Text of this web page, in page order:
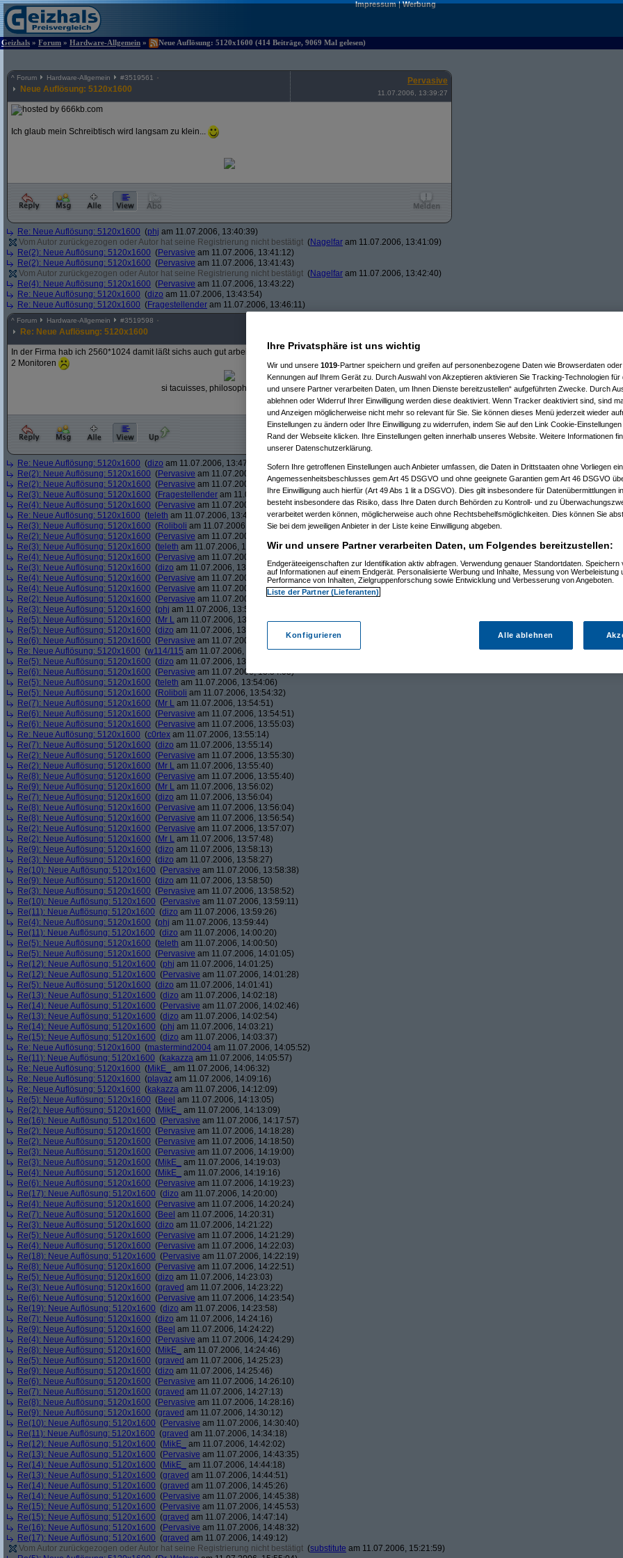
Impressum|Werbung
Geizhals » Forum » Hardware-Allgemein » Neue Auflösung: 5120x1600 (414 Beiträge, 9069 Mal gelesen)
^ Forum Hardware-Allgemein #3519561
Neue Auflösung: 5120x1600
Pervasive
11.07.2006, 13:39:27
Ich glaub mein Schreibtisch wird langsam zu klein...
Re: Neue Auflösung: 5120x1600 (phj am 11.07.2006, 13:40:39)
Vom Autor zurückgezogen oder Autor hat seine Registrierung nicht bestätigt (Nagelfar am 11.07.2006, 13:41:09)
Re(2): Neue Auflösung: 5120x1600 (Pervasive am 11.07.2006, 13:41:12)
Re(2): Neue Auflösung: 5120x1600 (Pervasive am 11.07.2006, 13:41:43)
Vom Autor zurückgezogen oder Autor hat seine Registrierung nicht bestätigt (Nagelfar am 11.07.2006, 13:42:40)
Re(4): Neue Auflösung: 5120x1600 (Pervasive am 11.07.2006, 13:43:22)
Re: Neue Auflösung: 5120x1600 (dizo am 11.07.2006, 13:43:54)
Re: Neue Auflösung: 5120x1600 (Fragestellender am 11.07.2006, 13:46:11)
^ Forum Hardware-Allgemein #3519598
Re: Neue Auflösung: 5120x1600
In der Firma hab ich 2560*1024 damit läßt sichs auch gut arbeiten. Leider wollen machne Progs net so vernünfig mit
2 Monitoren
si tacuisses, philosophus mansisses
Re: Neue Auflösung: 5120x1600 (dizo am 11.07.2006, 13:47:29)
Re(2): Neue Auflösung: 5120x1600 (Pervasive am 11.07.2006, 13:47:45)
Re(2): Neue Auflösung: 5120x1600 (Pervasive am 11.07.2006, 13:47:59)
Re(3): Neue Auflösung: 5120x1600 (Fragestellender am 11.07.2006, 13:48:32)
Re(4): Neue Auflösung: 5120x1600 (Pervasive am 11.07.2006, 13:49:01)
Re: Neue Auflösung: 5120x1600 (teleth am 11.07.2006, 13:49:03)
Re(3): Neue Auflösung: 5120x1600 (Roliboli am 11.07.2006, 13:49:13)
Re(2): Neue Auflösung: 5120x1600 (Pervasive am 11.07.2006, 13:49:18)
Re(3): Neue Auflösung: 5120x1600 (teleth am 11.07.2006, 13:49:42)
Re(4): Neue Auflösung: 5120x1600 (Pervasive am 11.07.2006, 13:49:55)
Re(3): Neue Auflösung: 5120x1600 (dizo am 11.07.2006, 13:49:56)
Re(4): Neue Auflösung: 5120x1600 (Pervasive am 11.07.2006, 13:50:06)
Re(4): Neue Auflösung: 5120x1600 (Pervasive am 11.07.2006, 13:50:24)
Re(2): Neue Auflösung: 5120x1600 (Pervasive am 11.07.2006, 13:51:49)
Re(3): Neue Auflösung: 5120x1600 (phj am 11.07.2006, 13:52:12)
Re(5): Neue Auflösung: 5120x1600 (Mr L am 11.07.2006, 13:52:48)
Re(5): Neue Auflösung: 5120x1600 (dizo am 11.07.2006, 13:53:30)
Re(6): Neue Auflösung: 5120x1600 (Pervasive am 11.07.2006, 13:53:36)
Re: Neue Auflösung: 5120x1600 (w114/115 am 11.07.2006, 13:53:45)
Re(5): Neue Auflösung: 5120x1600 (dizo am 11.07.2006, 13:53:48)
Re(6): Neue Auflösung: 5120x1600 (Pervasive am 11.07.2006, 13:54:05)
Re(5): Neue Auflösung: 5120x1600 (teleth am 11.07.2006, 13:54:06)
Re(5): Neue Auflösung: 5120x1600 (Roliboli am 11.07.2006, 13:54:32)
Re(7): Neue Auflösung: 5120x1600 (Mr L am 11.07.2006, 13:54:51)
Re(6): Neue Auflösung: 5120x1600 (Pervasive am 11.07.2006, 13:54:51)
Re(6): Neue Auflösung: 5120x1600 (Pervasive am 11.07.2006, 13:55:03)
Re: Neue Auflösung: 5120x1600 (c0rtex am 11.07.2006, 13:55:14)
Re(7): Neue Auflösung: 5120x1600 (dizo am 11.07.2006, 13:55:14)
Re(2): Neue Auflösung: 5120x1600 (Pervasive am 11.07.2006, 13:55:30)
Re(2): Neue Auflösung: 5120x1600 (Mr L am 11.07.2006, 13:55:40)
Re(8): Neue Auflösung: 5120x1600 (Pervasive am 11.07.2006, 13:55:40)
Re(9): Neue Auflösung: 5120x1600 (Mr L am 11.07.2006, 13:56:02)
Re(7): Neue Auflösung: 5120x1600 (dizo am 11.07.2006, 13:56:04)
Re(8): Neue Auflösung: 5120x1600 (Pervasive am 11.07.2006, 13:56:04)
Re(8): Neue Auflösung: 5120x1600 (Pervasive am 11.07.2006, 13:56:54)
Re(2): Neue Auflösung: 5120x1600 (Pervasive am 11.07.2006, 13:57:07)
Re(2): Neue Auflösung: 5120x1600 (Mr L am 11.07.2006, 13:57:48)
Re(9): Neue Auflösung: 5120x1600 (dizo am 11.07.2006, 13:58:13)
Re(3): Neue Auflösung: 5120x1600 (dizo am 11.07.2006, 13:58:27)
Re(10): Neue Auflösung: 5120x1600 (Pervasive am 11.07.2006, 13:58:38)
Re(9): Neue Auflösung: 5120x1600 (dizo am 11.07.2006, 13:58:50)
Re(3): Neue Auflösung: 5120x1600 (Pervasive am 11.07.2006, 13:58:52)
Re(10): Neue Auflösung: 5120x1600 (Pervasive am 11.07.2006, 13:59:11)
Re(11): Neue Auflösung: 5120x1600 (dizo am 11.07.2006, 13:59:26)
Re(4): Neue Auflösung: 5120x1600 (phj am 11.07.2006, 13:59:44)
Re(11): Neue Auflösung: 5120x1600 (dizo am 11.07.2006, 14:00:20)
Re(5): Neue Auflösung: 5120x1600 (teleth am 11.07.2006, 14:00:50)
Re(5): Neue Auflösung: 5120x1600 (Pervasive am 11.07.2006, 14:01:05)
Re(12): Neue Auflösung: 5120x1600 (phj am 11.07.2006, 14:01:25)
Re(12): Neue Auflösung: 5120x1600 (Pervasive am 11.07.2006, 14:01:28)
Re(5): Neue Auflösung: 5120x1600 (dizo am 11.07.2006, 14:01:41)
Re(13): Neue Auflösung: 5120x1600 (dizo am 11.07.2006, 14:02:18)
Re(14): Neue Auflösung: 5120x1600 (Pervasive am 11.07.2006, 14:02:46)
Re(13): Neue Auflösung: 5120x1600 (dizo am 11.07.2006, 14:02:54)
Re(14): Neue Auflösung: 5120x1600 (phj am 11.07.2006, 14:03:21)
Re(15): Neue Auflösung: 5120x1600 (dizo am 11.07.2006, 14:03:37)
Re: Neue Auflösung: 5120x1600 (mastermind2004 am 11.07.2006, 14:05:52)
Re(11): Neue Auflösung: 5120x1600 (kakazza am 11.07.2006, 14:05:57)
Re: Neue Auflösung: 5120x1600 (MikE_
am 11.07.2006, 14:06:32)
Re: Neue Auflösung: 5120x1600 (playaz am 11.07.2006, 14:09:16)
Re: Neue Auflösung: 5120x1600 (kakazza am 11.07.2006, 14:12:09)
Re(5): Neue Auflösung: 5120x1600 (Beel am 11.07.2006, 14:13:05)
Re(2): Neue Auflösung: 5120x1600 (MikE_
am 11.07.2006, 14:13:09)
Re(16): Neue Auflösung: 5120x1600 (Pervasive am 11.07.2006, 14:17:57)
Re(2): Neue Auflösung: 5120x1600 (Pervasive am 11.07.2006, 14:18:28)
Re(2): Neue Auflösung: 5120x1600 (Pervasive am 11.07.2006, 14:18:50)
Re(3): Neue Auflösung: 5120x1600 (Pervasive am 11.07.2006, 14:19:00)
Re(3): Neue Auflösung: 5120x1600 (MikE_
am 11.07.2006, 14:19:03)
Re(4): Neue Auflösung: 5120x1600 (MikE_
am 11.07.2006, 14:19:16)
Re(6): Neue Auflösung: 5120x1600 (Pervasive am 11.07.2006, 14:19:23)
Re(17): Neue Auflösung: 5120x1600 (dizo am 11.07.2006, 14:20:00)
Re(4): Neue Auflösung: 5120x1600 (Pervasive am 11.07.2006, 14:20:24)
Re(7): Neue Auflösung: 5120x1600 (Beel am 11.07.2006, 14:20:31)
Re(3): Neue Auflösung: 5120x1600 (dizo am 11.07.2006, 14:21:22)
Re(5): Neue Auflösung: 5120x1600 (Pervasive am 11.07.2006, 14:21:29)
Re(4): Neue Auflösung: 5120x1600 (Pervasive am 11.07.2006, 14:22:03)
Re(18): Neue Auflösung: 5120x1600 (Pervasive am 11.07.2006, 14:22:19)
Re(8): Neue Auflösung: 5120x1600 (Pervasive am 11.07.2006, 14:22:51)
Re(5): Neue Auflösung: 5120x1600 (dizo am 11.07.2006, 14:23:03)
Re(3): Neue Auflösung: 5120x1600 (graved am 11.07.2006, 14:23:22)
Re(6): Neue Auflösung: 5120x1600 (Pervasive am 11.07.2006, 14:23:54)
Re(19): Neue Auflösung: 5120x1600 (dizo am 11.07.2006, 14:23:58)
Re(7): Neue Auflösung: 5120x1600 (dizo am 11.07.2006, 14:24:16)
Re(9): Neue Auflösung: 5120x1600 (Beel am 11.07.2006, 14:24:22)
Re(4): Neue Auflösung: 5120x1600 (Pervasive am 11.07.2006, 14:24:29)
Re(8): Neue Auflösung: 5120x1600 (MikE_
am 11.07.2006, 14:24:46)
Re(5): Neue Auflösung: 5120x1600 (graved am 11.07.2006, 14:25:23)
Re(9): Neue Auflösung: 5120x1600 (dizo am 11.07.2006, 14:25:46)
Re(6): Neue Auflösung: 5120x1600 (Pervasive am 11.07.2006, 14:26:10)
Re(7): Neue Auflösung: 5120x1600 (graved am 11.07.2006, 14:27:13)
Re(8): Neue Auflösung: 5120x1600 (Pervasive am 11.07.2006, 14:28:16)
Re(9): Neue Auflösung: 5120x1600 (graved am 11.07.2006, 14:30:12)
Re(10): Neue Auflösung: 5120x1600 (Pervasive am 11.07.2006, 14:30:40)
Re(11): Neue Auflösung: 5120x1600 (graved am 11.07.2006, 14:34:18)
Re(12): Neue Auflösung: 5120x1600 (MikE_
am 11.07.2006, 14:42:02)
Re(13): Neue Auflösung: 5120x1600 (Pervasive am 11.07.2006, 14:43:35)
Re(14): Neue Auflösung: 5120x1600 (MikE_
am 11.07.2006, 14:44:18)
Re(13): Neue Auflösung: 5120x1600 (graved am 11.07.2006, 14:44:51)
Re(14): Neue Auflösung: 5120x1600 (graved am 11.07.2006, 14:45:26)
Re(14): Neue Auflösung: 5120x1600 (Pervasive am 11.07.2006, 14:45:38)
Re(15): Neue Auflösung: 5120x1600 (Pervasive am 11.07.2006, 14:45:53)
Re(15): Neue Auflösung: 5120x1600 (graved am 11.07.2006, 14:47:14)
Re(16): Neue Auflösung: 5120x1600 (Pervasive am 11.07.2006, 14:48:32)
Re(17): Neue Auflösung: 5120x1600 (graved am 11.07.2006, 14:49:12)
Vom Autor zurückgezogen oder Autor hat seine Registrierung nicht bestätigt (substitute am 11.07.2006, 15:21:59)
Ihre Privatsphäre ist uns wichtig
Wir und unsere 1019-Partner speichern und greifen auf personenbezogene Daten wie Browserdaten
Kennungen auf Ihrem Gerät zu. Durch Auswahl von Akzeptieren aktivieren Sie Tracking-Technologien für
und unsere Partner verarbeiten Daten, um Ihnen Dienste bereitzustellen“ aufgeführten Zwecke. Durch
ablehnen oder Widerruf Ihrer Einwilligung werden diese deaktiviert. Wenn Tracker deaktiviert sind, sind
und Anzeigen möglicherweise nicht mehr so relevant für Sie. Sie können dieses Menü jederzeit wieder
Einstellungen zu ändern oder Ihre Einwilligung zu widerrufen, indem Sie auf den Link Cookie-
Rand der Webseite klicken. Ihre Einstellungen gelten innerhalb unseres Website. Weitere Informationen
unserer Datenschutzerklärung.
Sofern Ihre getroffenen Einstellungen auch Anbieter umfassen, die Daten in Drittstaaten ohne Vorliegen
Angemessenheitsbeschlusses gem Art 45 DSGVO und ohne geeignete Garantien gem Art 46 DSGVO
Ihre Einwilligung auch hierfür (Art 49 Abs 1 lit a DSGVO). Dies gilt insbesondere für Datenübermittlungen
besteht insbesondere das Risiko, dass Ihre Daten durch Behörden zu Kontroll- und zu
verarbeitet werden können, möglicherweise auch ohne Rechtsbehelfsmöglichkeiten. Dies können Sie
Sie bei dem jeweiligen Anbieter in der Liste keine Einwilligung abgeben.
Wir und unsere Partner verarbeiten Daten, um Folgendes bereitzustellen:
Endgeräteeigenschaften zur Identifikation aktiv abfragen. Verwendung genauer Standortdaten. Speichern
auf Informationen auf einem Endgerät. Personalisierte Werbung und Inhalte, Messung von Werbeleistung
Performance von Inhalten, Zielgruppenforschung sowie Entwicklung und Verbesserung von Angeboten.
Liste der Partner (Lieferanten)
Konfigurieren Alle ablehnen